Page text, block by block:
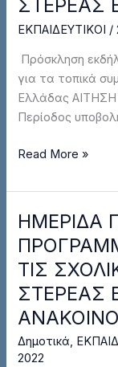
ΣΤΕΡΕΑΣ
ΕΚΠΑΙΔΕΥΤΙΚΟΙ /
Πρόσκληση
για τα τοπικά
Ελλάδας
Περίοδος
ΟΡΙΣΜΟ
ΤΩΝ
ΤΟΠΙΚΩΝ
ΣΥΜΒΟΥΛΙΩΝ
ΕΠΙΛΟΓΗΣ
ΣΤΕΡΕΑΣ
Read More »
ΗΜΕΡΙΔΑ
ΤΙΣ
ΣΤΕΡΕΑΣ
Δημοτικά,
2022
ΗΜΕΡΙΔΑ
ΠΑΡΟΥΣΙΑΣΗΣ
ΠΡΟΓΡΑΜΜΑΤΩΝ
ERASMUS+
ΑΠΟ
ΤΙΣ
ΣΧΟΛΙΚΕΣ
ΜΟΝΑΔΕΣ